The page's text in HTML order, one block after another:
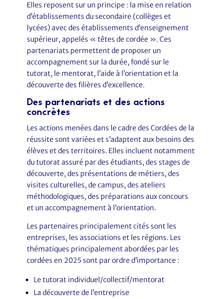
Elles reposent sur un principe : la mise en relation
d’établissements du secondaire (collèges et
lycées) avec des établissements d’enseignement
supérieur, appelés « têtes de cordée ». Ces
partenariats permettent de proposer un
accompagnement sur la durée, fondé sur le
tutorat, le mentorat, l’aide à l’orientation et la
découverte des filières d’excellence.
Des partenariats et des actions
concrètes
Les actions menées dans le cadre des Cordées de la
réussite sont variées et s’adaptent aux besoins des
élèves et des territoires. Elles incluent notamment
du tutorat assuré par des étudiants, des stages de
découverte, des présentations de métiers, des
visites culturelles, de campus, des ateliers
méthodologiques, des préparations aux concours
et un accompagnement à l’orientation.
Les partenaires principalement cités sont les
entreprises, les associations et les régions. Les
thématiques principalement abordées par les
cordées en 2025 sont par ordre d’importance :
Le tutorat individuel/collectif/mentorat
La découverte de l’entreprise